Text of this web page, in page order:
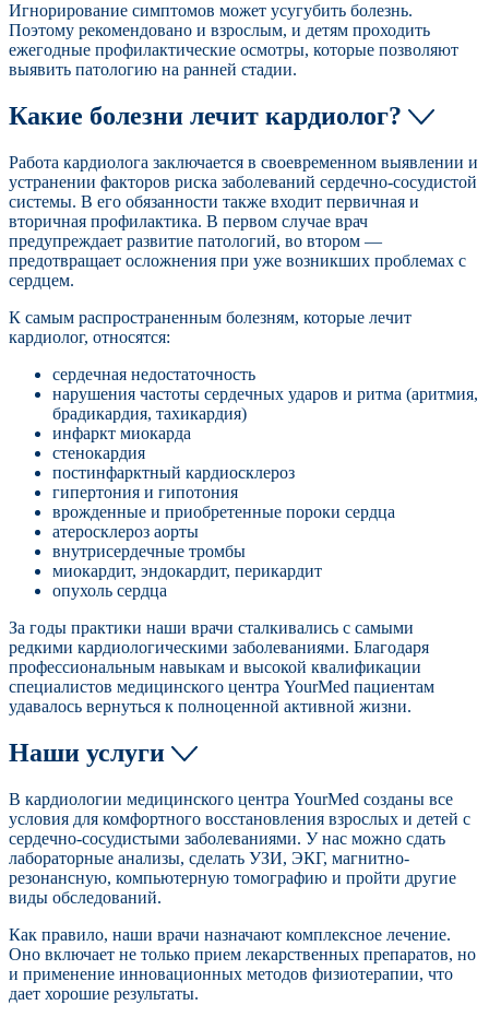
Игнорирование симптомов может усугубить болезнь.
Поэтому рекомендовано и взрослым, и детям проходить
ежегодные профилактические осмотры, которые позволяют
выявить патологию на ранней стадии.
Какие болезни лечит кардиолог?
Работа кардиолога заключается в своевременном выявлении и
устранении факторов риска заболеваний сердечно-сосудистой
системы. В его обязанности также входит первичная и
вторичная профилактика. В первом случае врач
предупреждает развитие патологий, во втором —
предотвращает осложнения при уже возникших проблемах с
сердцем.
К самым распространенным болезням, которые лечит
кардиолог, относятся:
сердечная недостаточность
нарушения частоты сердечных ударов и ритма (аритмия,
брадикардия, тахикардия)
инфаркт миокарда
стенокардия
постинфарктный кардиосклероз
гипертония и гипотония
врожденные и приобретенные пороки сердца
атеросклероз аорты
внутрисердечные тромбы
миокардит, эндокардит, перикардит
опухоль сердца
За годы практики наши врачи сталкивались с самыми
редкими кардиологическими заболеваниями. Благодаря
профессиональным навыкам и высокой квалификации
специалистов медицинского центра YourMed пациентам
удавалось вернуться к полноценной активной жизни.
Наши услуги
В кардиологии медицинского центра YourMed созданы все
условия для комфортного восстановления взрослых и детей с
сердечно-сосудистыми заболеваниями. У нас можно сдать
лабораторные анализы, сделать УЗИ, ЭКГ, магнитно-
резонансную, компьютерную томографию и пройти другие
виды обследований.
Как правило, наши врачи назначают комплексное лечение.
Оно включает не только прием лекарственных препаратов, но
и применение инновационных методов физиотерапии, что
дает хорошие результаты.